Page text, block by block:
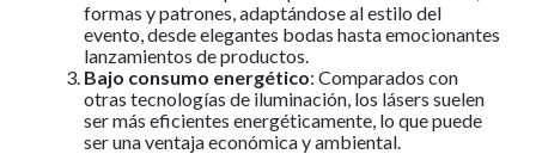
formas y patrones, adaptándose al estilo del
evento, desde elegantes bodas hasta emocionantes
lanzamientos de productos.
Bajo consumo energético: Comparados con
otras tecnologías de iluminación, los lásers suelen
ser más eficientes energéticamente, lo que puede
ser una ventaja económica y ambiental.